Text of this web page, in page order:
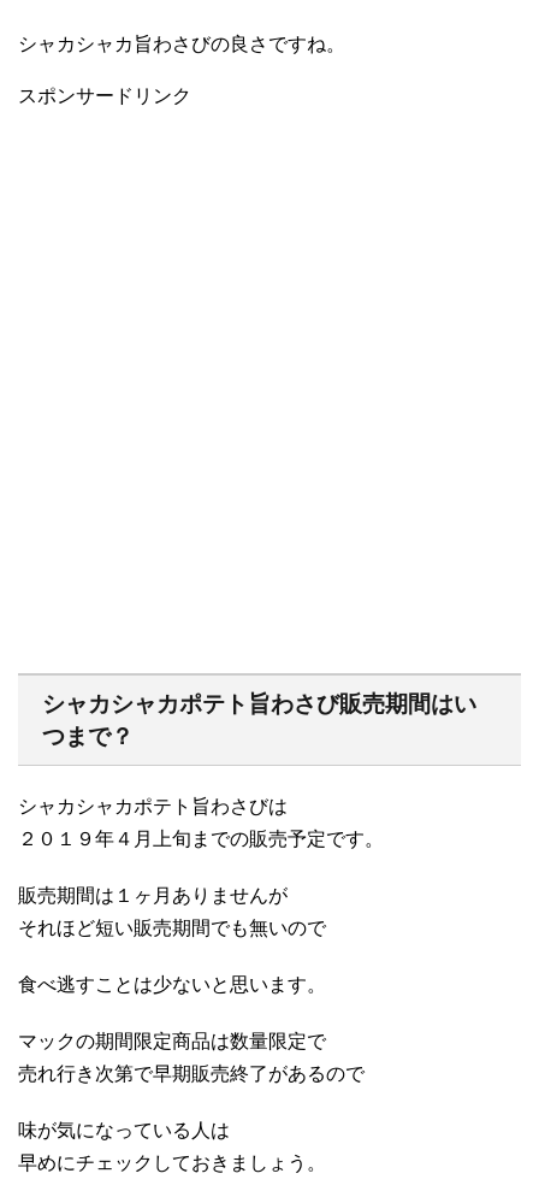
シャカシャカ旨わさびの良さですね。
スポンサードリンク
シャカシャカポテト旨わさび販売期間はい
つまで？
シャカシャカポテト旨わさびは
２０１９年４月上旬までの販売予定です。
販売期間は１ヶ月ありませんが
それほど短い販売期間でも無いので
食べ逃すことは少ないと思います。
マックの期間限定商品は数量限定で
売れ行き次第で早期販売終了があるので
味が気になっている人は
早めにチェックしておきましょう。